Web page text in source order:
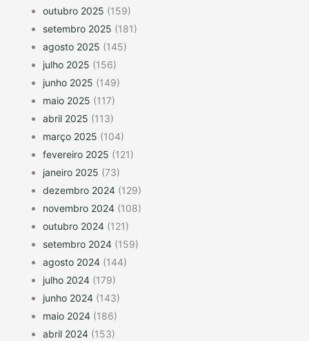
outubro 2025 (159)
setembro 2025 (181)
agosto 2025 (145)
julho 2025 (156)
junho 2025 (149)
maio 2025 (117)
abril 2025 (113)
março 2025 (104)
fevereiro 2025 (121)
janeiro 2025 (73)
dezembro 2024 (129)
novembro 2024 (108)
outubro 2024 (121)
setembro 2024 (159)
agosto 2024 (144)
julho 2024 (179)
junho 2024 (143)
maio 2024 (186)
abril 2024 (153)